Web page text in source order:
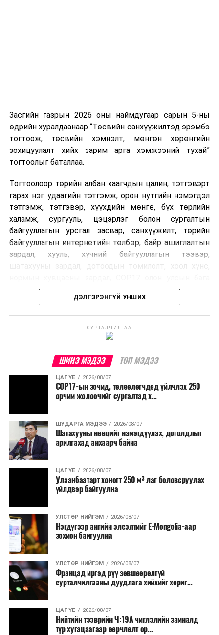
Шинэ хууль Францын зах зээлд үйлчилдэг гадаадын
дуудлагын төвүүдэд нөлөөлөхөөр байна. Тухайлбал,
Мароккогийн дуудлагын төвүүдийн орлогын 80 гаруй
хувь Францын зах зээлээс бүрддэг бөгөөд тус улсын
40–50 мянган ажлын байр эрсдэлд орж болзошгүйг
Засгийн газрын 2026 оны наймдугаар сарын 5-ны
өдрийн хуралдаанаар “Төсвийн санхүүжилтэд эрэмбэ
тогтоож, төсвийн хэмнэлт, мөнгөн хөрөнгийн
зохицуулалт хийх зарим арга хэмжээний тухай”
тогтоолыг баталлаа.
Тогтоолоор төрийн албан хаагчдын цалин, тэтгэвэрт
гарах нэг удаагийн тэтгэмж, орон нутгийн нэмэгдэл
тэтгэмж, тэтгэвэр, хүүхдийн мөнгө, бүх төрлийн
халамж, сургууль, цэцэрлэг болон сургалтын
байгууллагын урсгал засвар, санхүүжилт, төрийн
байгууллагын интернетийн төлбөр, байр ашиглалтын
зардал, хууль, хүчний байгууллагын тээвэр,
хурлын зардал, Засгийн газрын өр, орон нутгийн нөөц
хөрөнгийн санхүүжилтийг хэвийн үргэлжлүүлэхээр
шийдвэрлэжээ.
Харин дараах зардлыг хязгаарлахаар болсон байна.
шийдвэртэйгээс бусад хурал, зөвлөгөөн, ой,
тэмдэглэлт өдөр, найр наадам, соёлын арга
Урьдчилан төлөвлөсөн төрийн өндөр албан
тушаалтны томилолтоос бусад гадаад
томилолт, гадаадын зочин хүлээн авах зардал;
Зайлшгүй шаардлагагүй тоног төхөөрөмж,
тавилга, автомашин худалдан авах;
Батлан хамгаалах, хууль зүйн салбараас бусад
Хуулиар заавал мэдээлэхээс бусад кино,
контент, хэвлэлийн зардал;
Заавал олгохоос бусад тэтгэмж, урамшуулал.
Санхүүгийн хэмнэлтийн горимыг 2026 оны
арванхоёрдугаар сарын 31 хүртэл мөрдөнө. Харин
эрүүл мэндийн салбар уг хэмнэлтийн горимд
хамрагдахгүй бөгөөд цэцэрлэг, сургуулийн хүүхдийн
эрт илрүүлэг, вакцинжуулалт, томуу, томуу төст
өвчний эсрэг арга хэмжээ зэрэг зайлшгүй
ДЭЛГЭРЭНГҮЙ УНШИХ
СУРТАЛЧИЛГАА
ШИНЭ МЭДЭЭ ТОП МЭДЭЭ
ЦАГ ҮЕ 2026/08/07
COP17-ын зочид, төлөөлөгчдөд үйлчлэх 250
орчим жолоочийг сургалтад х...
ШУДАРГА МЭДЭЭ 2026/08/07
Шатахууны нөөцийг нэмэгдүүлэх, доголдлыг
арилгахад анхаарч байна
ЦАГ ҮЕ 2026/08/07
Улаанбаатарт хоногт 250 м³ лаг боловсруулах
үйлдвэр байгуулна
УЛСТӨР НИЙГЭМ 2026/08/07
Нэгдүгээр ангийн элсэлтийг E-Mongolia-аар
зохион байгуулна
УЛСТӨР НИЙГЭМ 2026/08/07
Францад иргэд рүү зөвшөөрөлгүй
сурталчилгааны дуудлага хийхийг хориг...
ЦАГ ҮЕ 2026/08/07
Нийтийн тээврийн Ч:19А чиглэлийн замналд
түр хугацаагаар өөрчлөлт ор...